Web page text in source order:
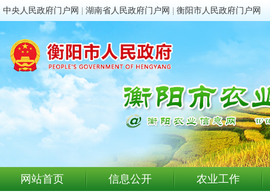
中央人民政府门户网 湖南省人民政府门户网 衡阳市人民政府门户网
网站首页 信息公开 农业工作